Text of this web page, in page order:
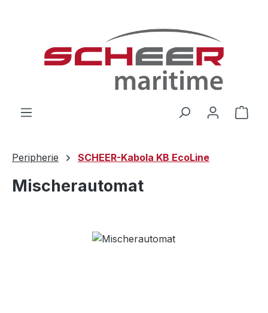
Peripherie SCHEER-Kabola KB EcoLine
Mischerautomat
Bildergalerie überspringen